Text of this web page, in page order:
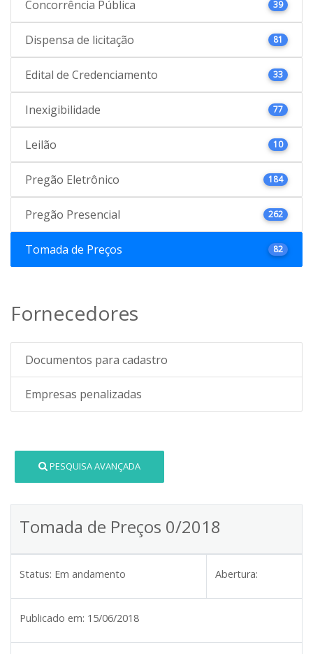
Concorrência Pública 39
Dispensa de licitação 81
Edital de Credenciamento 33
Inexigibilidade 77
Leilão 10
Pregão Eletrônico 184
Pregão Presencial 262
Tomada de Preços 82
Fornecedores
Documentos para cadastro
Empresas penalizadas
PESQUISA AVANÇADA
Tomada de Preços 0/2018
Status: Em andamento Abertura:
Publicado em: 15/06/2018